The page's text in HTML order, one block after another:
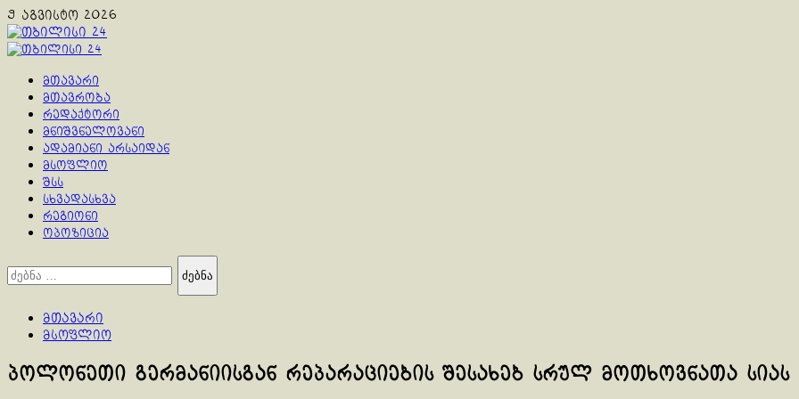
Skip
to
content
9 აგვისტო 2026
Primary
მთავარი
მთავრობა
რედაქტორი
მნიშვნელოვანი
ადამიანი არსაიდან
მსოფლიო
შსს
სხვადასხვა
რეგიონი
ოპოზიცია
ძებნა:
მთავარი
მსოფლიო
პოლონეთი გერმანიისგან რეპარაციების შესახებ სრულ მოთხოვნათა სიას